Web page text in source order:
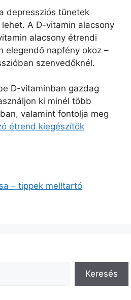
depressziós tünetek
A D-vitamin alacsony
alacsony étrendi
elegendő napfény okoz –
szenvedőknél.
D-vitaminban gazdag
ki minél több
valamint fontolja meg
étrend kiegészítők
– tippek melltartó
Keresés